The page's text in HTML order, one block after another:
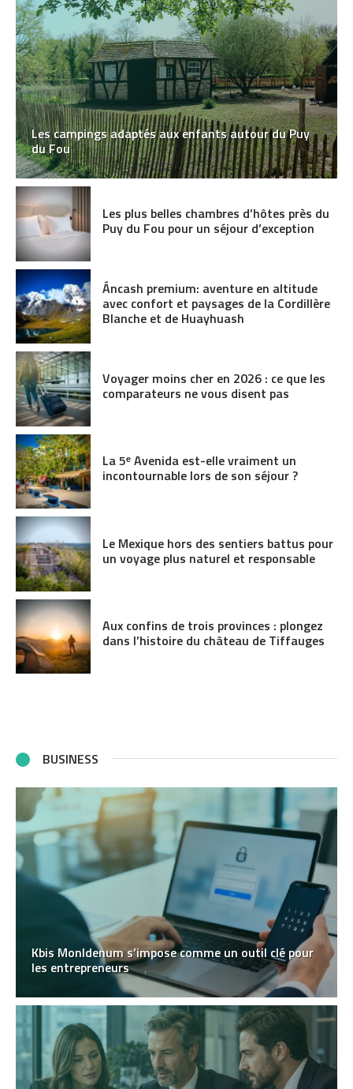
Les campings adaptés aux enfants autour du Puy
du Fou
Les plus belles chambres d’hôtes près du
Puy du Fou pour un séjour d’exception
Áncash premium: aventure en altitude
avec confort et paysages de la Cordillère
Blanche et de Huayhuash
Voyager moins cher en 2026 : ce que les
comparateurs ne vous disent pas
La 5ᵉ Avenida est-elle vraiment un
incontournable lors de son séjour ?
Le Mexique hors des sentiers battus pour
un voyage plus naturel et responsable
Aux confins de trois provinces : plongez
dans l’histoire du château de Tiffauges
BUSINESS
Kbis MonIdenum s’impose comme un outil clé pour
les entrepreneurs